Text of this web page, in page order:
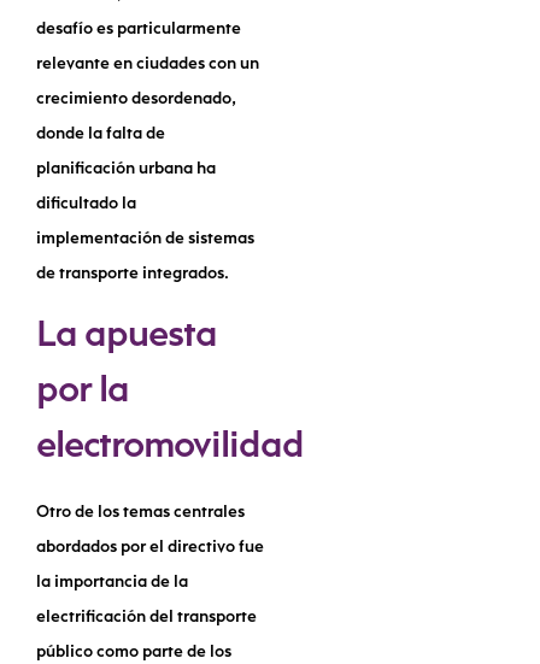
desafío es particularmente
relevante en ciudades con un
crecimiento desordenado,
donde la falta de
planificación urbana ha
dificultado la
implementación de sistemas
de transporte integrados.
La apuesta
por la
electromovilidad
Otro de los temas centrales
abordados por el directivo fue
la importancia de la
electrificación del transporte
público como parte de los